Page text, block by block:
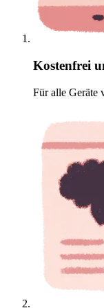
Kostenfrei
Für alle Geräte